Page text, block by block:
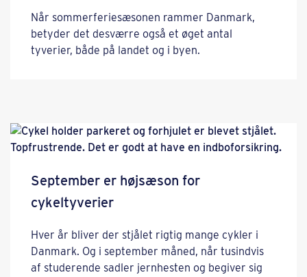
Når sommerferiesæsonen rammer Danmark,
betyder det desværre også et øget antal
tyverier, både på landet og i byen.
September er højsæson for
cykeltyverier
Hver år bliver der stjålet rigtig mange cykler i
Danmark. Og i september måned, når tusindvis
af studerende sadler jernhesten og begiver sig